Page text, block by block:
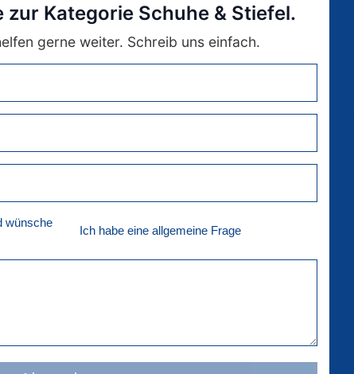
zur Kategorie Schuhe & Stiefel.
gerne weiter. Schreib uns einfach.
wünsche
Ich habe eine allgemeine Frage